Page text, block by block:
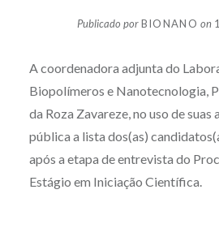
Publicado porBIONANO on
A coordenadora adjunta do
Biopolímeros e Nanotecnologia,
da Roza Zavareze, no uso de
pública a lista dos(as)
após a etapa de entrevista do
Estágio em Iniciação Científica.